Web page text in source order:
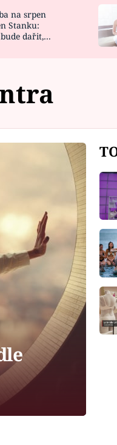
DESIGN
na srpen
Stanku:
dařit,